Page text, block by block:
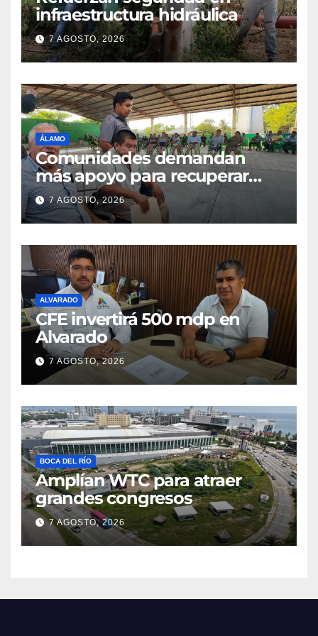
infraestructura hidráulica
7 AGOSTO, 2026
ÁLAMO
Comunidades demandan
más apoyo para recuperar
parcelas
7 AGOSTO, 2026
ALVARADO
CFE invertirá 500 mdp en
Alvarado
7 AGOSTO, 2026
BOCA DEL RÍO
Amplían WTC para atraer
grandes congresos
7 AGOSTO, 2026